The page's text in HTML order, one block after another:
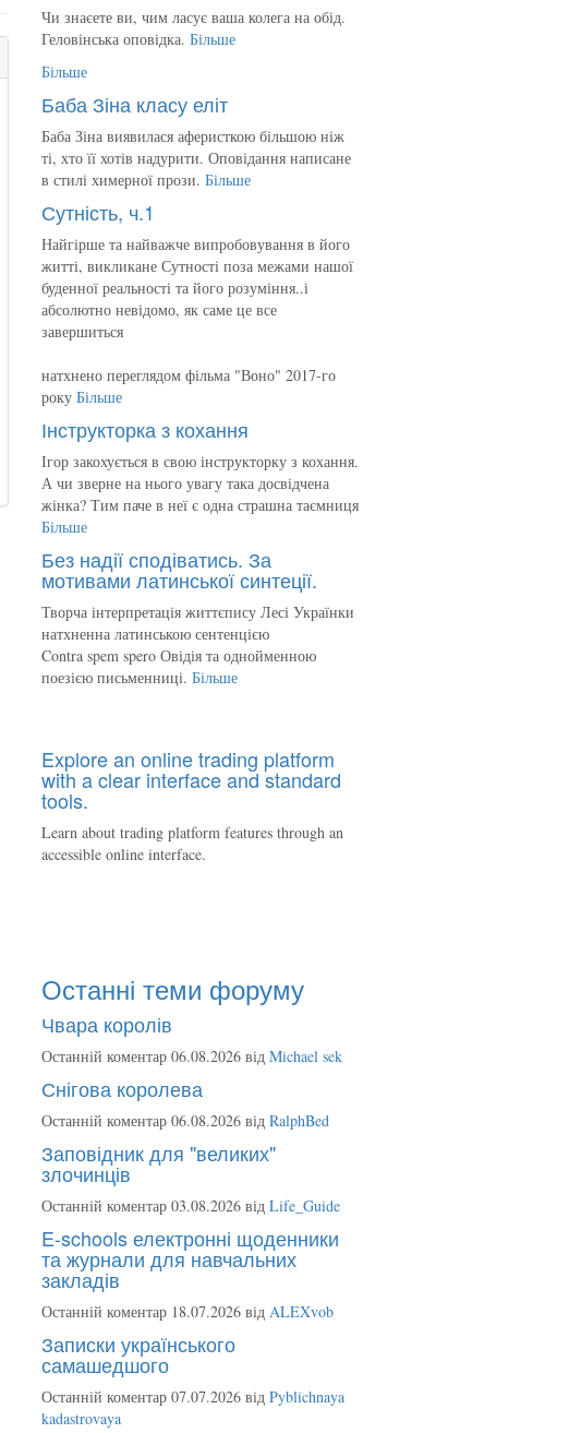
Чи знаєете ви, чим ласує ваша колега на обід.
Геловінська оповідка. Більше
Більше
Баба Зіна класу еліт
Баба Зіна виявилася аферисткою більшою ніж
ті, хто її хотів надурити. Оповідання написане
в стилі химерної прози. Більше
Сутність, ч.1
Найгірше та найважче випробовування в його
житті, викликане Сутності поза межами нашої
буденної реальності та його розуміння..і
абсолютно невідомо, як саме це все
завершиться
натхнено переглядом фільма "Воно" 2017-го
року Більше
Інструкторка з кохання
Ігор закохується в свою інструкторку з кохання.
А чи зверне на нього увагу така досвідчена
жінка? Тим паче в неї є одна страшна таємниця
Більше
Без надії сподіватись. За
мотивами латинської синтеції.
Творча інтерпретація життєпису Лесі Українки
натхненна латинською сентенцією
Contra spem spero Овідія та однойменною
поезією письменниці. Більше
Explore an online trading platform
with a clear interface and standard
tools.
Learn about trading platform features through an
accessible online interface.
Останні теми форуму
Чвара королів
Останній коментар 06.08.2026 від Michael sek
Снігова королева
Останній коментар 06.08.2026 від RalphBed
Заповідник для "великих"
злочинців
Останній коментар 03.08.2026 від Life_Guide
E-schools електронні щоденники
та журнали для навчальних
закладів
Останній коментар 18.07.2026 від ALEXvob
Записки українського
самашедшого
Останній коментар 07.07.2026 від Pyblichnaya
kadastrovaya